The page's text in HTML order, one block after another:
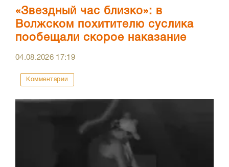
«Звездный час близко»: в
Волжском похитителю суслика
пообещали скорое наказание
04.08.2026 17:19
Комментарии